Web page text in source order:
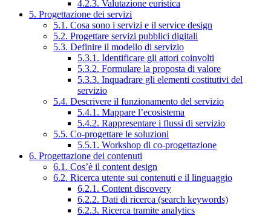
4.2.3. Valutazione euristica
5. Progettazione dei servizi
5.1. Cosa sono i servizi e il service design
5.2. Progettare servizi pubblici digitali
5.3. Definire il modello di servizio
5.3.1. Identificare gli attori coinvolti
5.3.2. Formulare la proposta di valore
5.3.3. Inquadrare gli elementi costitutivi del
servizio
5.4. Descrivere il funzionamento del servizio
5.4.1. Mappare l’ecosistema
5.4.2. Rappresentare i flussi di servizio
5.5. Co-progettare le soluzioni
5.5.1. Workshop di co-progettazione
6. Progettazione dei contenuti
6.1. Cos’è il content design
6.2. Ricerca utente sui contenuti e il linguaggio
6.2.1. Content discovery
6.2.2. Dati di ricerca (search keywords)
6.2.3. Ricerca tramite analytics